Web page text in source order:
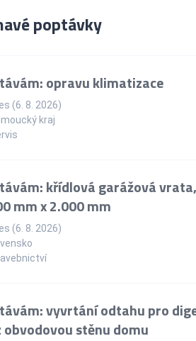
poptávky
opravu klimatizace
(6. 8. 2026)
kraj
křídlová garážová vrata,
mm x 2.000 mm
(6. 8. 2026)
vyvrtání odtahu pro
obvodovou stěnu domu